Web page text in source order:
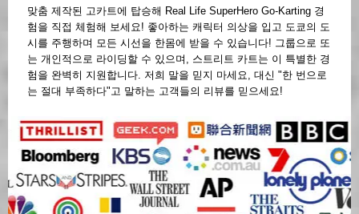
맞춤 제작된 고카트에 탑승해 Real Life SuperHero Go-Karting 경
험을 직접 체험해 보세요! 좋아하는 캐릭터 의상을 입고 도쿄의 도
시를 주행하며 모든 시선을 한몸에 받을 수 있습니다! 그룹으로 또
는 개인적으로 라이딩할 수 있으며, 스트리트 카트는 이 특별한 경
험을 완벽히 지원합니다. 저희 말을 믿지 마세요, 대신 "한 번으로
는 절대 부족하다"고 말하는 고객들의 리뷰를 믿으세요!